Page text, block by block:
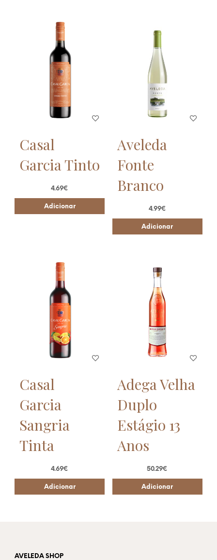
Casal
Garcia Tinto
4.69€
Adicionar
Aveleda
Fonte
Branco
4.99€
Adicionar
Casal
Garcia
Sangria
Tinta
4.69€
Adicionar
Adega Velha
Duplo
Estágio 13
Anos
50.29€
Adicionar
AVELEDA SHOP